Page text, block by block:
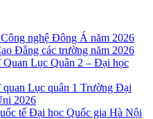
nghệ Đông Á năm 2026
Đẳng các trường năm 2026
Lục Quân 2 – Đại học
Lục quân 1 Trường Đại
2026
tế Đại học Quốc gia Hà Nội